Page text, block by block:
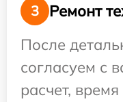
3
Ремонт
После
согласуем с
расчет,